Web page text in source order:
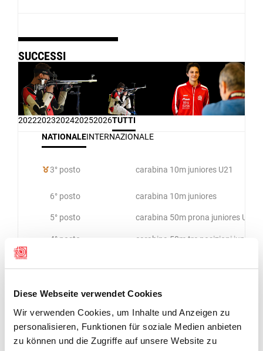
Diese Webseite verwendet Cookies
Wir verwenden Cookies, um Inhalte und Anzeigen zu
personalisieren, Funktionen für soziale Medien anbieten
zu können und die Zugriffe auf unsere Website zu
SUCCESSI
20222023202420252026TUTTI
NATIONALEINTERNAZIONALE
3° posto carabina 10m juniores U21
6° posto carabina 10m juniores
5° posto carabina 50m prona juniores U19-
4° posto carabina 50m tre posizioni
6° posto
carabina 50m tre posizioni
2° posto carabina 50m
3° posto carabina 10m